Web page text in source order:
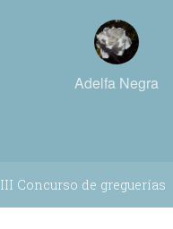
Adelfa Negra
III Concurso de greguerías